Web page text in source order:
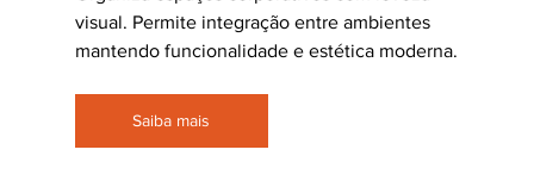
visual. Permite integração entre ambientes
mantendo funcionalidade e estética moderna.
Saiba mais